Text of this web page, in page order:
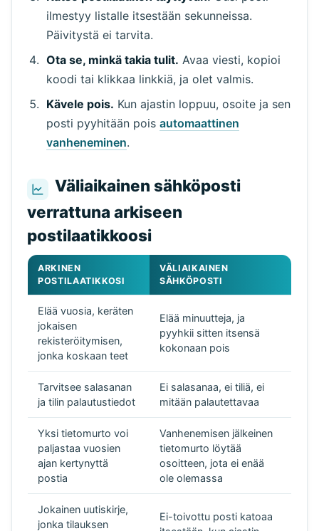
Päivitä
ilmestyy listalle itsestään sekunneissa.
Päivitystä ei tarvita.
Ota se, minkä takia tulit. Avaa viesti, kopioi
koodi tai klikkaa linkkiä, ja olet valmis.
Kävele pois. Kun ajastin loppuu, osoite ja sen
posti pyyhitään pois automaattinen
vanheneminen.
Väliaikainen sähköposti
verrattuna arkiseen
postilaatikkoosi
ARKINEN
POSTILAATIKKOSI
VÄLIAIKAINEN
SÄHKÖPOSTI
Elää vuosia, keräten
jokaisen
rekisteröitymisen,
jonka koskaan teet
Elää minuutteja, ja
pyyhkii sitten itsensä
kokonaan pois
Tarvitsee salasanan
ja tilin palautustiedot
Ei salasanaa, ei tiliä, ei
mitään palautettavaa
Yksi tietomurto voi
paljastaa vuosien
ajan kertynyttä
postia
Vanhenemisen jälkeinen
tietomurto löytää
osoitteen, jota ei enää
ole olemassa
Jokainen uutiskirje,
jonka tilauksen
Ei-toivottu posti katoaa